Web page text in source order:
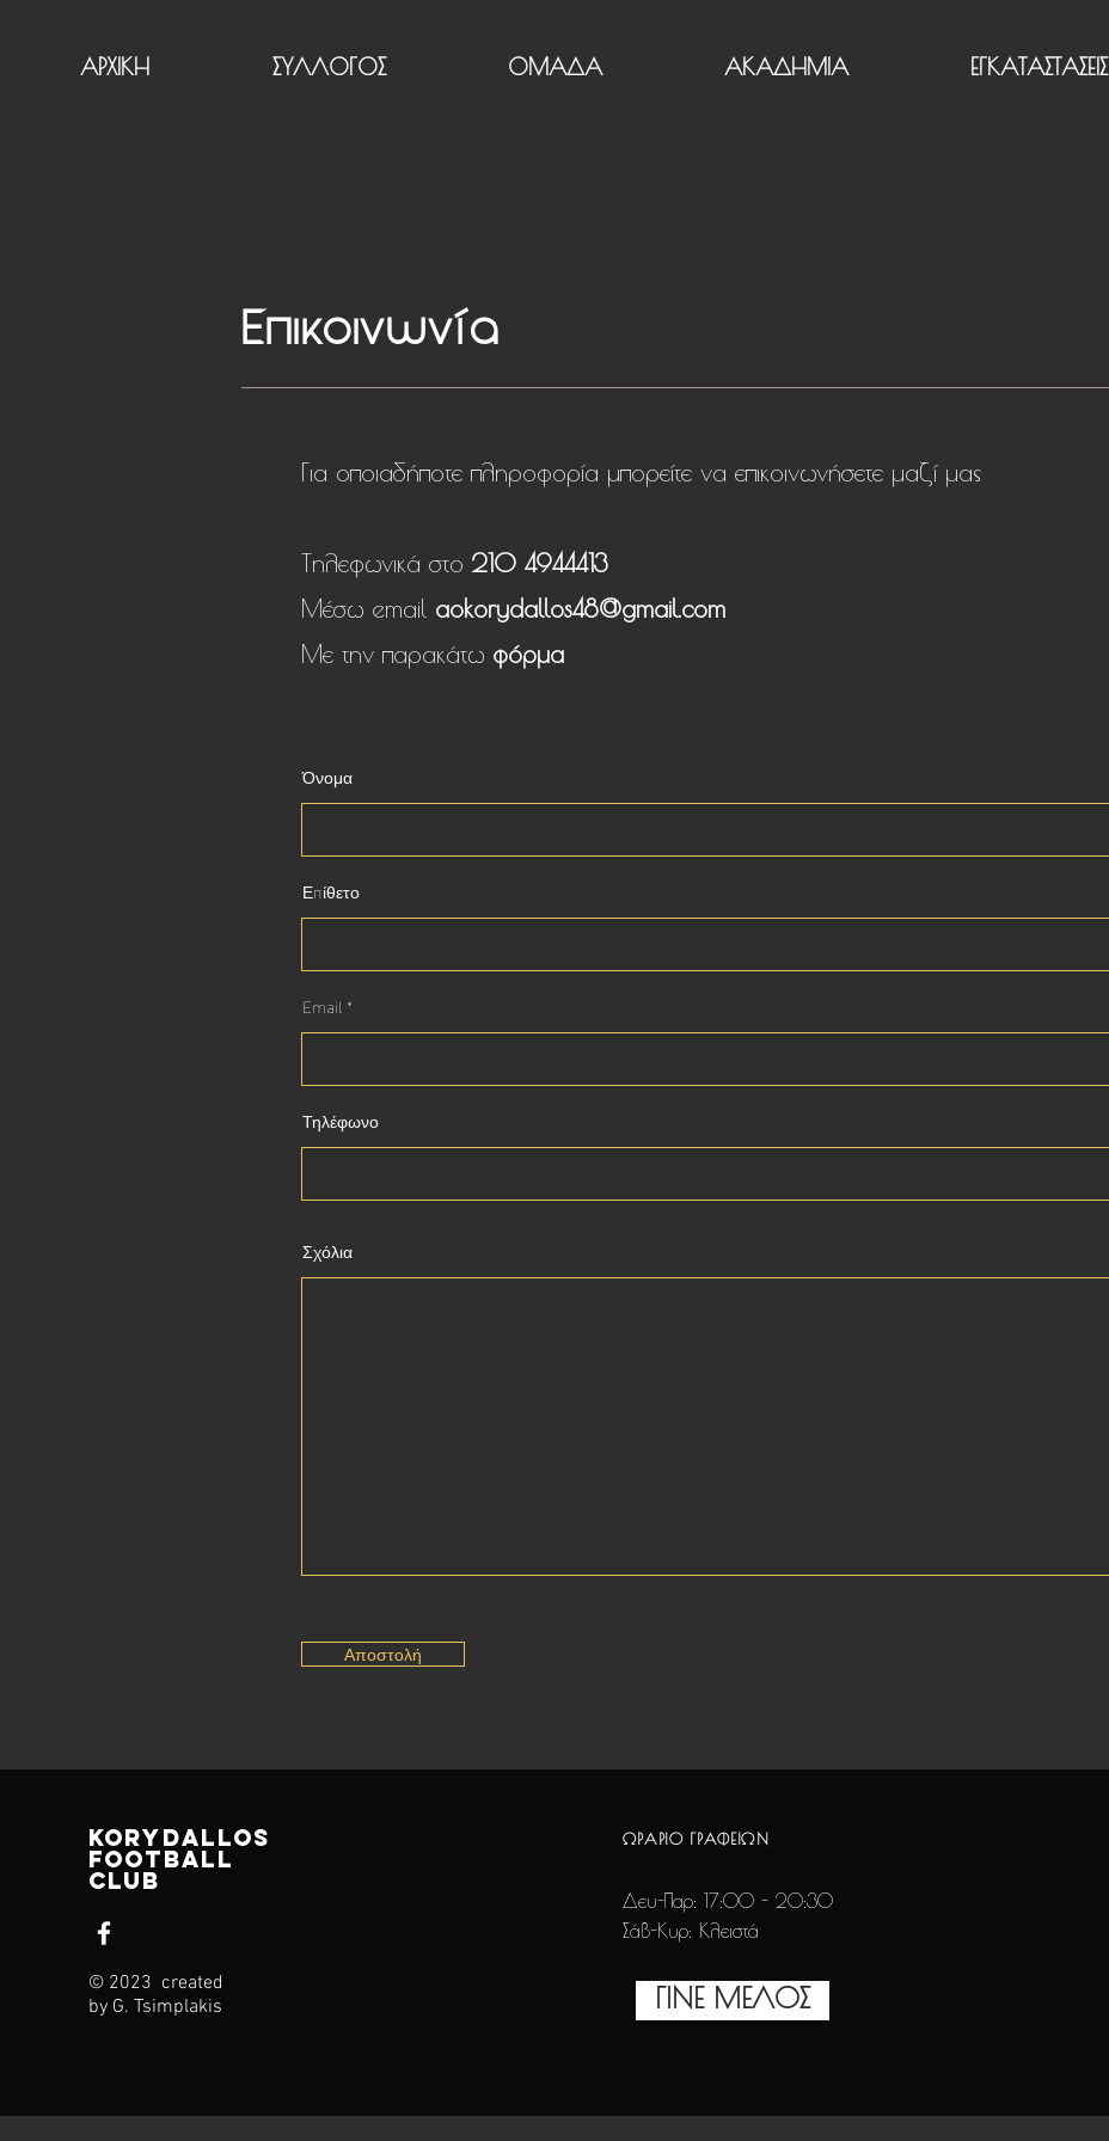
ΑΡΧΙΚΗ ΣΥΛΛΟΓΟΣ ΟΜΑΔΑ ΑΚΑΔΗΜΙΑ ΕΓΚΑΤΑΣΤΑΣΕΙΣ
Επικοινωνία
Για οποιαδήποτε πληροφορία μπορείτε να επικοινωνήσετε μαζί μας
Τηλεφωνικά στο 210 4944413
Μέσω email aokorydallos48@gmail.com
Με την παρακάτω φόρμα
Όνομα
Επίθετο
Email
Τηλέφωνο
Σχόλια
Αποστολή
korydallos
football
club
© 2023 created
by G. Tsimplakis
ΩΡΑΡΙΟ ΓΡΑΦΕΙΩΝ
Δευ-Παρ: 17:00 - 20:30
Σάβ-Κυρ: Κλειστά
ΓΙΝΕ ΜΕΛΟΣ